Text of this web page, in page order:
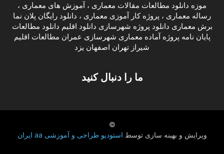
موزه دانلود مطالعات مقالات معماری ، آموزش های معماری ،
رساله معماری ، پروژه کار آموزی معماری ، دانلود رایگان پلان نما
برش معماری دانلود پروژه شهرسازی دانلود اقلیم دانلود مطالعات
پایان نامه پروژه آماده معماری شهرسازی عمران مطالعات اقلیم
شیراز تهران اصفهان یزد
ما را دنبال کنید
©
ویرایش و بهینه سازی توسط استودیو طراحی و آموزشی aa ایران